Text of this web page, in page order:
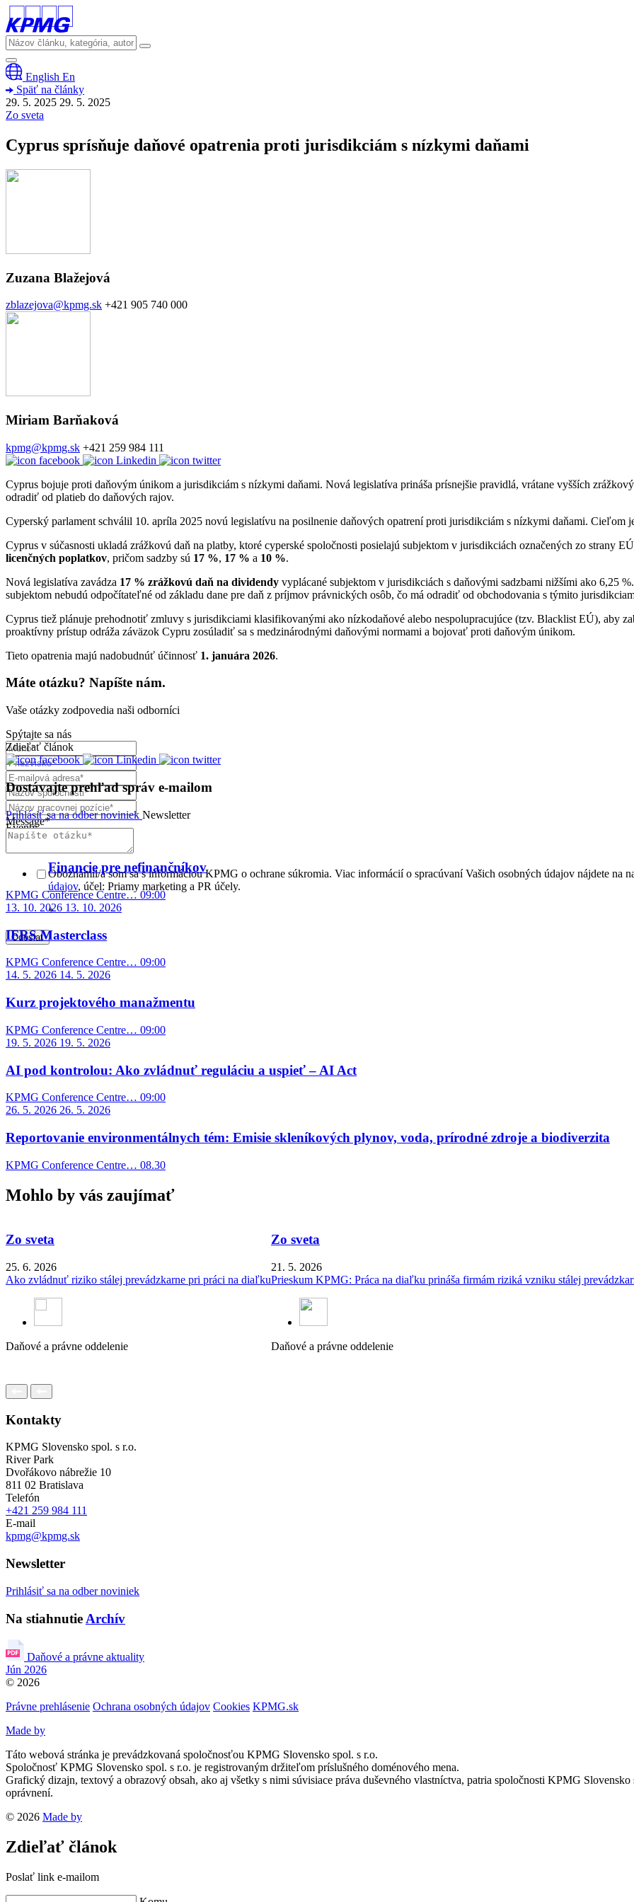
English En
Späť na články
29. 5. 2025 29. 5. 2025
Zo sveta
Cyprus sprísňuje daňové opatrenia proti jurisdikciám s nízkymi daňami
Zuzana Blažejová
zblazejova@kpmg.sk +421 905 740 000
Miriam Barňaková
kpmg@kpmg.sk +421 259 984 111
Cyprus bojuje proti daňovým únikom a jurisdikciám s nízkymi daňami. Nová legislatíva prináša prísnejšie pravidlá, vrátane vyšších
odradiť od platieb do daňových rajov.
Cyperský parlament schválil 10. apríla 2025 novú legislatívu na posilnenie daňových opatrení proti jurisdikciám s nízkymi daňami.
Cyprus v súčasnosti ukladá zrážkovú daň na platby, ktoré cyperské spoločnosti posielajú subjektom v jurisdikciách označených zo strany
licenčných poplatkov, pričom sadzby sú 17 %, 17 % a 10 %.
Nová legislatíva zavádza 17 % zrážkovú daň na dividendy vyplácané subjektom v jurisdikciách s daňovými sadzbami nižšími ako 6,25
subjektom nebudú odpočítateľné od základu dane pre daň z príjmov právnických osôb, čo má odradiť od obchodovania s týmito
Cyprus tiež plánuje prehodnotiť zmluvy s jurisdikciami klasifikovanými ako nízkodaňové alebo nespolupracujúce (tzv. Blacklist EÚ), aby
proaktívny prístup odráža záväzok Cypru zosúladiť sa s medzinárodnými daňovými normami a bojovať proti daňovým únikom.
Tieto opatrenia majú nadobudnúť účinnosť 1. januára 2026.
Máte otázku? Napíšte nám.
Vaše otázky zodpovedia naši odborníci
Spýtajte sa nás
Message*
Oboznámil/a som sa s informáciou KPMG o ochrane súkromia. Viac informácií o spracúvaní Vašich osobných údajov nájdete na
údajov, účel: Priamy marketing a PR účely.
*
Zdieľať článok
Dostávajte prehľad správ e-mailom
Prihlásiť sa na odber noviniek Newsletter
Eventy
8. 9. 2026 8. 9. 2026
Financie pre nefinančníkov
KPMG Conference Centre… 09:00
13. 10. 2026 13. 10. 2026
IFRS Masterclass
KPMG Conference Centre… 09:00
14. 5. 2026 14. 5. 2026
Kurz projektového manažmentu
KPMG Conference Centre… 09:00
19. 5. 2026 19. 5. 2026
AI pod kontrolou: Ako zvládnuť reguláciu a uspieť – AI Act
KPMG Conference Centre… 09:00
26. 5. 2026 26. 5. 2026
Reportovanie environmentálnych tém: Emisie skleníkových plynov, voda, prírodné zdroje a biodiverzita
KPMG Conference Centre… 08.30
Mohlo by vás zaujímať
Zo sveta
25. 6. 2026
Ako zvládnuť riziko stálej prevádzkarne pri práci na diaľku
Daňové a právne oddelenie
Zo sveta
21. 5. 2026
Prieskum KPMG: Práca na diaľku prináša firmám riziká vzniku stálej
Daňové a právne oddelenie
Kontakty
KPMG Slovensko spol. s r.o.
River Park
Dvořákovo nábrežie 10
811 02 Bratislava
Telefón
+421 259 984 111
E-mail
kpmg@kpmg.sk
Newsletter
Prihlásiť sa na odber noviniek
Na stiahnutie Archív
Daňové a právne aktuality
Jún 2026
© 2026
Právne prehlásenie Ochrana osobných údajov Cookies KPMG.sk
Made by
Táto webová stránka je prevádzkovaná spoločnosťou KPMG Slovensko spol. s r.o.
Spoločnosť KPMG Slovensko spol. s r.o. je registrovaným držiteľom príslušného doménového mena.
Grafický dizajn, textový a obrazový obsah, ako aj všetky s nimi súvisiace práva duševného vlastníctva, patria spoločnosti KPMG
oprávnení.
© 2026 Made by
Zdieľať článok
Poslať link e-mailom